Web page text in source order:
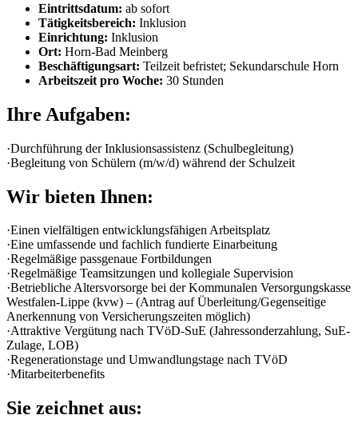
Eintrittsdatum: ab sofort
Tätigkeitsbereich: Inklusion
Einrichtung: Inklusion
Ort: Horn-Bad Meinberg
Beschäftigungsart: Teilzeit befristet; Sekundarschule Horn
Arbeitszeit pro Woche: 30 Stunden
Ihre Aufgaben:
·Durchführung der Inklusionsassistenz (Schulbegleitung)
·Begleitung von Schülern (m/w/d) während der Schulzeit
Wir bieten Ihnen:
·Einen vielfältigen entwicklungsfähigen Arbeitsplatz
·Eine umfassende und fachlich fundierte Einarbeitung
·Regelmäßige passgenaue Fortbildungen
·Regelmäßige Teamsitzungen und kollegiale Supervision
·Betriebliche Altersvorsorge bei der Kommunalen Versorgungskasse
Westfalen-Lippe (kvw) – (Antrag auf Überleitung/Gegenseitige
Anerkennung von Versicherungszeiten möglich)
·Attraktive Vergütung nach TVöD-SuE (Jahressonderzahlung, SuE-
Zulage, LOB)
·Regenerationstage und Umwandlungstage nach TVöD
·Mitarbeiterbenefits
Sie zeichnet aus: